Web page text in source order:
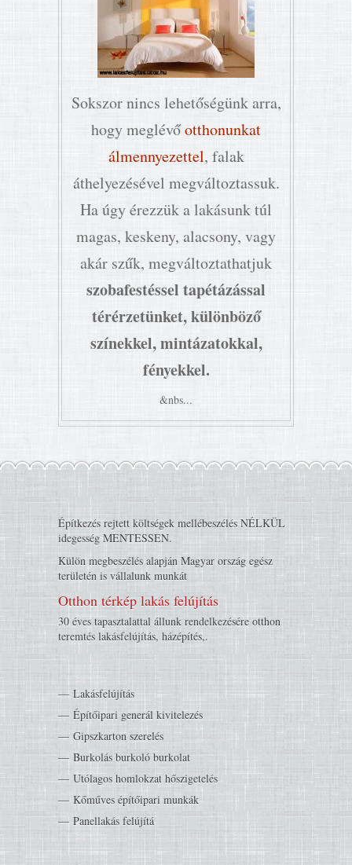
Sokszor nincs lehetőségünk arra,
hogy meglévőotthonunkat
álmennyezettel, falak
áthelyezésével megváltoztassuk.
Ha úgy érezzük a lakásunk túl
magas, keskeny, alacsony, vagy
akár szűk, megváltoztathatjuk
szobafestéssel tapétázással
térérzetünket, különböző
színekkel, mintázatokkal,
fényekkel.
&nbs...
Építkezés rejtett költségek mellébeszélés NÉLKÜL
idegesség MENTESSEN.
Külön megbeszélés alapján Magyar ország egész
területén is vállalunk munkát
Otthon térkép lakás felújítás
30 éves tapasztalattal állunk rendelkezésére otthon
teremtés lakásfelújítás, házépítés,.
Lakásfelújítás
Építőipari generál kivitelezés
Gipszkarton szerelés
Burkolás burkoló burkolat
Utólagos homlokzat hőszigetelés
Kőműves építőipari munkák
Panellakás felújítá